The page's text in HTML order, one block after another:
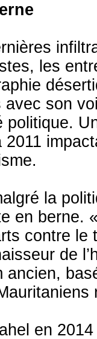
les
avec son
politique.
2011
la
en berne.
contre le
de
ancien,
en